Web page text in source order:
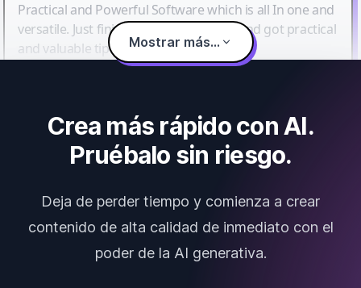
Practical and Powerful Software which is all In one and
versatile. Just finished their workshop and got practical
and valuable tips and tricks.
Mostrar más...
Crea más rápido con AI.
Pruébalo sin riesgo.
Deja de perder tiempo y comienza a crear
contenido de alta calidad de inmediato con el
poder de la AI generativa.